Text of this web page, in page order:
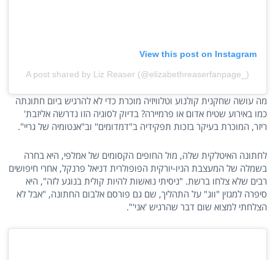
View this post on Instagram
A post shared by Liz Reaser (@elizabethreaserfanpage_)
מה עושה שחקנית קולנוע וטלוויזיה מוכרת כדי לא להרגיש ביום חתונתה
כמו באירוע שטיח אדום או פרמיירה? בדיוק לסוגיה הזו נדרשה אליזבת'
ריזר, המוכרת בעיקר בזכות תפקידיה ב"דמדומים" וב"אנטומיה של גריי".
לחתונה האיטלקית שלה, מול החופים הקסומים של אמלפי, היא בחרה
בשמלה של המעצבת הניו-יורקית הפופולרית דניאל פרנקל, אחרי חיפושים
רבים שלא צלחו ברשת. "ניסיתי נואשות להיות קולית בנוגע לזה", היא
סיפרה למגזין "ווג" על התהליך, שם גם פורסם אלבום החתונה, "אבל לא
הצלחתי למצוא שום דבר שהרגיש 'אני'".